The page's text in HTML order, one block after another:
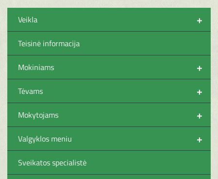
+
Veikla
Teisinė informacija
+
Mokiniams
+
Tėvams
+
Mokytojams
+
Valgyklos meniu
Sveikatos specialistė